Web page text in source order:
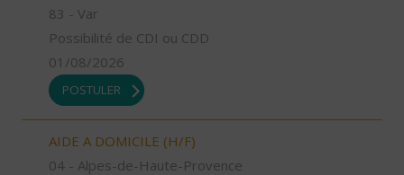
83 - Var
Possibilité de CDI ou CDD
01/08/2026
POSTULER
AIDE A DOMICILE (H/F)
04 - Alpes-de-Haute-Provence